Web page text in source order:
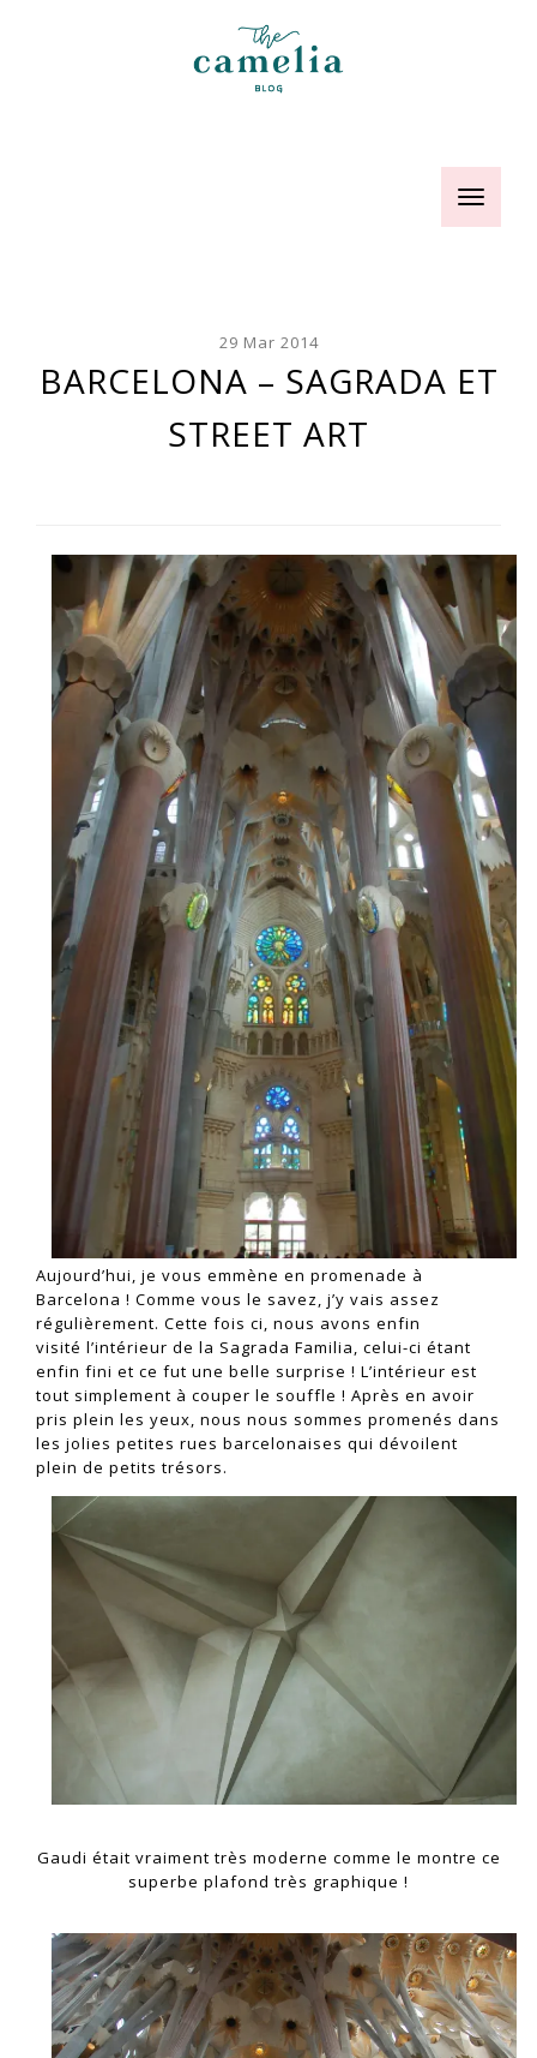
Toggle
29 Mar 2014
BARCELONA – SAGRADA ET
STREET ART
Aujourd’hui, je vous emmène en promenade à
Barcelona ! Comme vous le savez, j’y vais assez
régulièrement. Cette fois ci, nous avons enfin
visité l’intérieur de la Sagrada Familia, celui-ci étant
enfin fini et ce fut une belle surprise ! L’intérieur est
tout simplement à couper le souffle ! Après en avoir
pris plein les yeux, nous nous sommes promenés dans
les jolies petites rues barcelonaises qui dévoilent
plein de petits trésors.
Gaudi était vraiment très moderne comme le montre ce
superbe plafond très graphique !